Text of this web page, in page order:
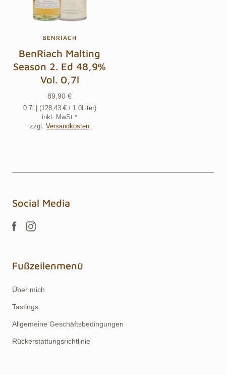
BENRIACH
BenRiach Malting
Season 2. Ed 48,9%
Vol. 0,7l
89,90 €
0.7l | (128,43 €/ 1.0Liter)
inkl. MwSt.*
zzgl. Versandkosten
Social Media
Fußzeilenmenü
Über mich
Tastings
Allgemeine Geschäftsbedingungen
Rückerstattungsrichtlinie